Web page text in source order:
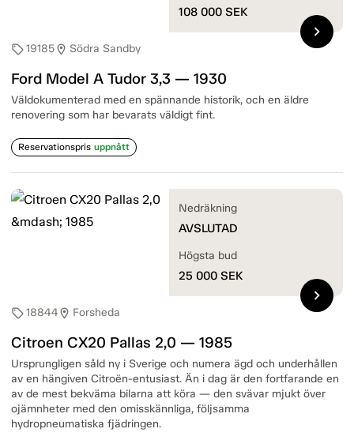
sell19185location_on Södra Sandby
Ford Model A Tudor 3,3 — 1930
Väldokumenterad med en spännande historik, och en äldre
renovering som har bevarats väldigt fint.
Reservationspris uppnått
108 000 SEK
chevron_right
sell18844location_on Forsheda
Citroen CX20 Pallas 2,0 — 1985
Ursprungligen såld ny i Sverige och numera ägd och underhållen
av en hängiven Citroën-entusiast. Än i dag är den fortfarande en
av de mest bekväma bilarna att köra — den svävar mjukt över
ojämnheter med den omisskännliga, följsamma
hydropneumatiska fjädringen.
Nedräkning
AVSLUTAD
Högsta bud
25 000 SEK
chevron_right